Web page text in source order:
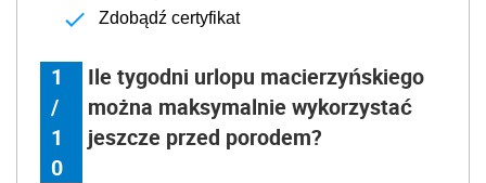
Zdobądź certyfikat
1
/
1
0
Ile tygodni urlopu macierzyńskiego
można maksymalnie wykorzystać
jeszcze przed porodem?